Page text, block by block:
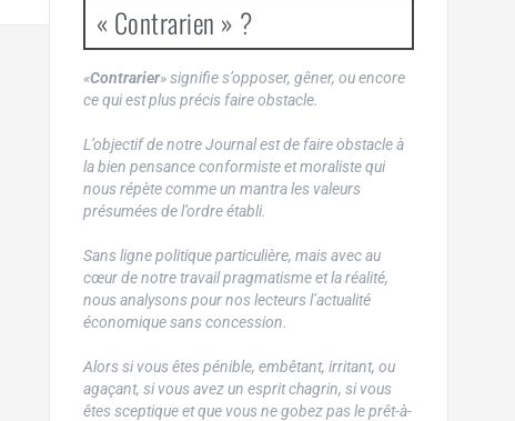
« Contrarien » ?
«Contrarier» signifie s’opposer, gêner, ou encore
ce qui est plus précis faire obstacle.
L’objectif de notre Journal est de faire obstacle à
la bien pensance conformiste et moraliste qui
nous répète comme un mantra les valeurs
présumées de l’ordre établi.
Sans ligne politique particulière, mais avec au
cœur de notre travail pragmatisme et la réalité,
nous analysons pour nos lecteurs l’actualité
économique sans concession.
Alors si vous êtes pénible, embêtant, irritant, ou
agaçant, si vous avez un esprit chagrin, si vous
êtes sceptique et que vous ne gobez pas le prêt-à-